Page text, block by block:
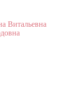
Витальевна